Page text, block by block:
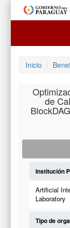
Inicio
de
Institución
Artificial
Laboratory
Tipo de